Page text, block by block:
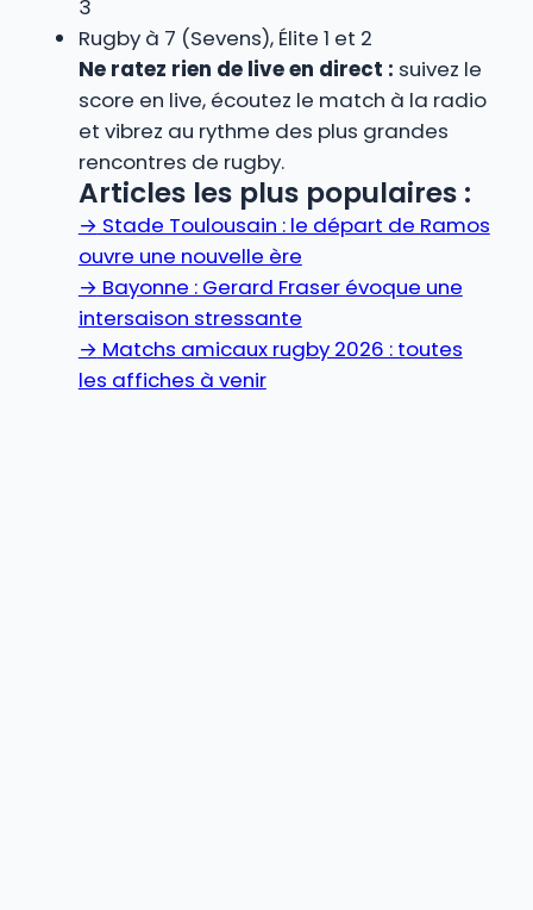
3
Rugby à 7 (Sevens), Élite 1 et 2
Ne ratez rien de live en direct : suivez le
score en live, écoutez le match à la radio
et vibrez au rythme des plus grandes
rencontres de rugby.
Articles les plus populaires :
→ Stade Toulousain : le départ de Ramos
ouvre une nouvelle ère
→ Bayonne : Gerard Fraser évoque une
intersaison stressante
→ Matchs amicaux rugby 2026 : toutes
les affiches à venir